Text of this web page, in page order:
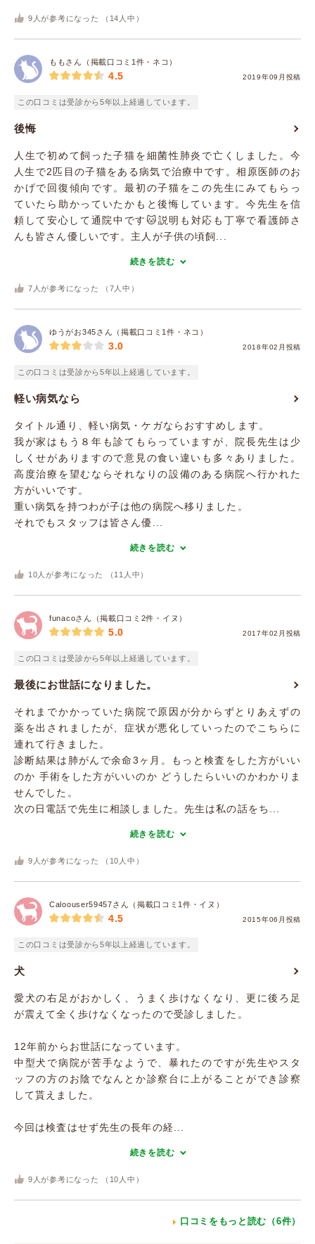
9 人が参考になった （ 14 人中）
ももさん（掲載口コミ1件・ネコ）
2019年09月投稿
4.5
この口コミは受診から5年以上経過しています。
後悔
人生で初めて飼った子猫を細菌性肺炎で亡くしました。今
人生で2匹目の子猫をある病気で治療中です。相原医師のお
かげで回復傾向です。最初の子猫をこの先生にみてもらっ
ていたら助かっていたかもと後悔しています。今先生を信
頼して安心して通院中です🐱説明も対応も丁寧で看護師さ
んも皆さん優しいです。主人が子供の頃飼...
続きを読む
7 人が参考になった （ 7 人中）
ゆうがお345さん（掲載口コミ1件・ネコ）
2018年02月投稿
3.0
この口コミは受診から5年以上経過しています。
軽い病気なら
タイトル通り、軽い病気・ケガならおすすめします。
我が家はもう８年も診てもらっていますが、院長先生は少
しくせがありますので意見の食い違いも多々ありました。
高度治療を望むならそれなりの設備のある病院へ行かれた
方がいいです。
重い病気を持つわが子は他の病院へ移りました。
それでもスタッフは皆さん優...
続きを読む
10 人が参考になった （ 11 人中）
funacoさん（掲載口コミ2件・イヌ）
2017年02月投稿
5.0
この口コミは受診から5年以上経過しています。
最後にお世話になりました。
それまでかかっていた病院で原因が分からずとりあえずの
薬を出されましたが、症状が悪化していったのでこちらに
連れて行きました。
診断結果は肺がんで余命3ヶ月。もっと検査をした方がいい
のか 手術をした方がいいのか どうしたらいいのかわかりま
せんでした。
次の日電話で先生に相談しました。先生は私の話をち...
続きを読む
9 人が参考になった （ 10 人中）
Caloouser59457さん（掲載口コミ1件・イヌ）
2015年06月投稿
4.5
この口コミは受診から5年以上経過しています。
犬
愛犬の右足がおかしく、うまく歩けなくなり、更に後ろ足
が震えて全く歩けなくなったので受診しました。
12年前からお世話になっています。
中型犬で病院が苦手なようで、暴れたのですが先生やスタ
ッフの方のお陰でなんとか診察台に上がることができ診察
して貰えました。
今回は検査はせず先生の長年の経...
続きを読む
9 人が参考になった （ 10 人中）
口コミをもっと読む（6件）